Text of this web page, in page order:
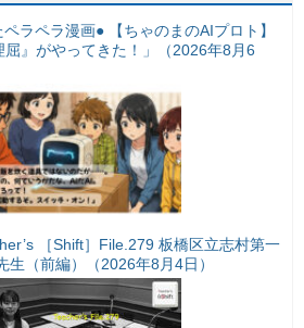
ラペラ漫画● 【ちゃのまのAIプロト】
』がやってきた！」（2026年8月6
［Shift］File.279 板橋区立志村第一
生（前編）（2026年8月4日）